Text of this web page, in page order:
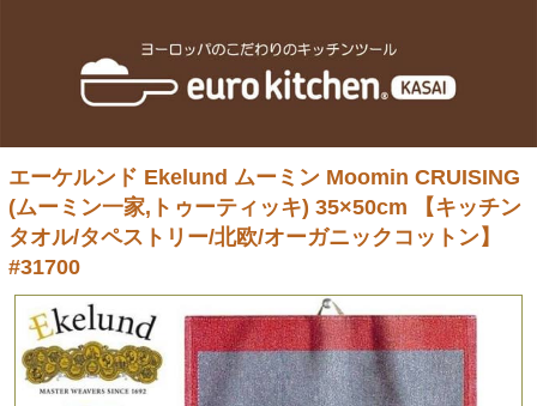
エーケルンド Ekelund ムーミン Moomin CRUISING
(ムーミン一家,トゥーティッキ) 35×50cm 【キッチン
タオル/タペストリー/北欧/オーガニックコットン】
#31700